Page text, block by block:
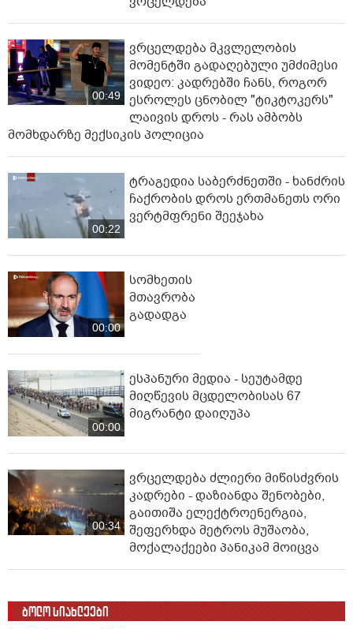
00:49
ვრცელდება მკვლელობის
მომენტში გადაღებული უმძიმესი
ვიდეო: კადრებში ჩანს, როგორ
ესროლეს ცნობილ "ტიკტოკერს"
ლაივის დროს - რას ამბობს
მომხდარზე მექსიკის პოლიცია
00:22
ტრაგედია საბერძნეთში - ხანძრის
ჩაქრობის დროს ერთმანეთს ორი
ვერტმფრენი შეეჯახა
00:00
სომხეთის
მთავრობა
გადადგა
00:00
ესპანური მედია - სეუტამდე
მიღწევის მცდელობისას 67
მიგრანტი დაიღუპა
00:34
ვრცელდება ძლიერი მიწისძვრის
კადრები - დაზიანდა შენობები,
გაითიშა ელექტროენერგია,
შეფერხდა მეტროს მუშაობა,
მოქალაქეები პანიკამ მოიცვა
ბოლო სიახლეები